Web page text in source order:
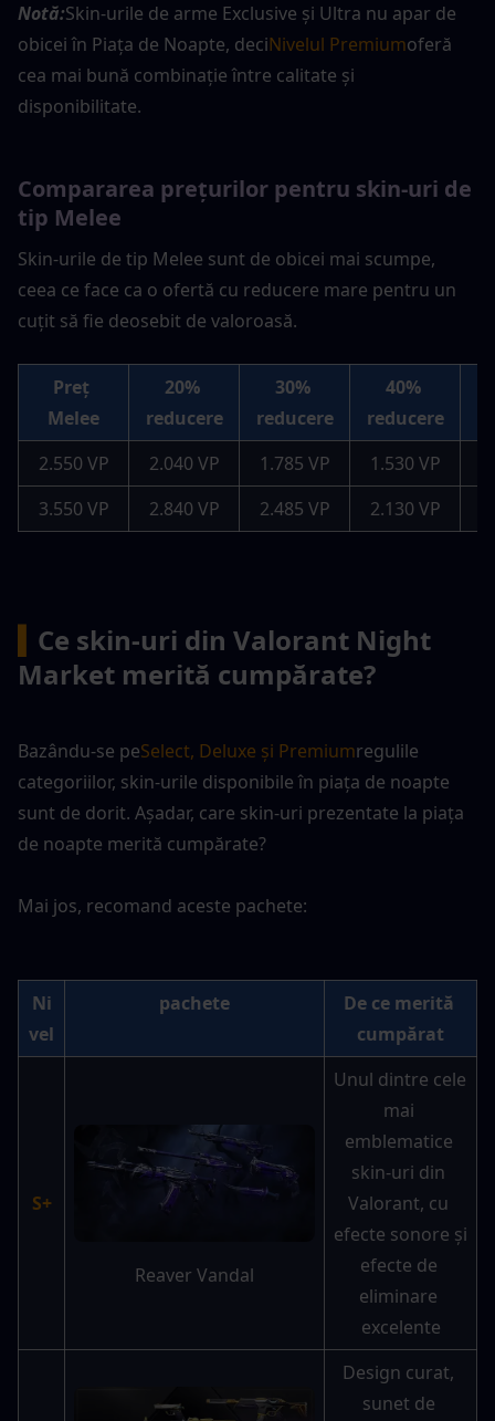
Notă:Skin-urile de arme Exclusive și Ultra nu apar de
obicei în Piața de Noapte, deciNivelul Premiumoferă
cea mai bună combinație între calitate și
disponibilitate.
Compararea prețurilor pentru skin-uri de
tip Melee
Skin-urile de tip Melee sunt de obicei mai scumpe,
ceea ce face ca o ofertă cu reducere mare pentru un
cuțit să fie deosebit de valoroasă.
Preț
Melee
20%
reducere
30%
reducere
40%
reducere
2.550 VP
2.040 VP 1.785 VP 1.530 VP
3.550 VP
2.840 VP 2.485 VP 2.130 VP
Ce skin-uri din Valorant Night
Market merită cumpărate?
Bazându-se peSelect, Deluxe și Premiumregulile
categoriilor, skin-urile disponibile în piața de noapte
sunt de dorit. Așadar, care skin-uri prezentate la piața
de noapte merită cumpărate?
Mai jos, recomand aceste pachete:
Ni
vel
pachete
De ce merită
cumpărat
S+
Reaver Vandal
Unul dintre cele
mai
emblematice
skin-uri din
Valorant, cu
efecte sonore și
efecte de
eliminare
excelente
Design curat,
sunet de